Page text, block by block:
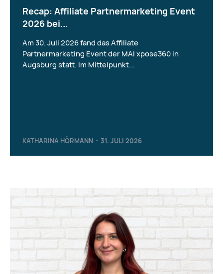
Recap: Affiliate Partnermarketing Event
2026 bei...
KATHARINA HÖRMANN - 31. JULI 2026
Am 30. Juli 2026 fand das Affiliate
Partnermarketing Event der MAI xpose360 in
Augsburg statt. Im Mittelpunkt...